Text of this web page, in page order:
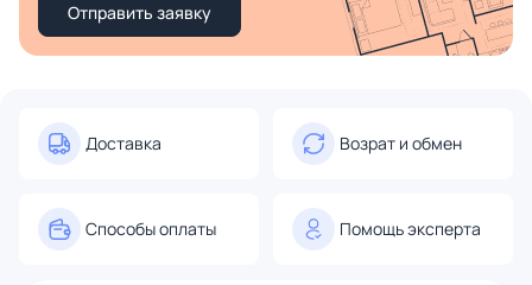
Отправить заявку
Доставка Возрат и обмен
Способы оплаты Помощь эксперта